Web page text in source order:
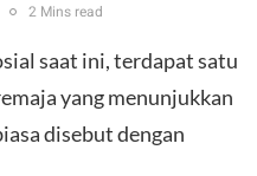
2 Mins read
saat ini, terdapat satu
yang menunjukkan
disebut dengan